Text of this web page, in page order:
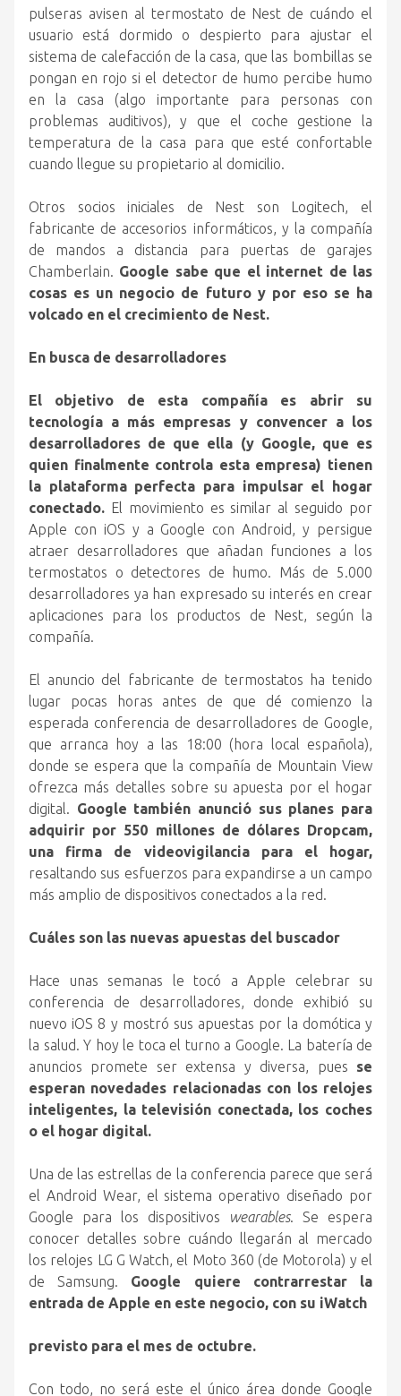
pulseras avisen al termostato de Nest de cuándo el
usuario está dormido o despierto para ajustar el
sistema de calefacción de la casa, que las bombillas se
pongan en rojo si el detector de humo percibe humo
en la casa (algo importante para personas con
problemas auditivos), y que el coche gestione la
temperatura de la casa para que esté confortable
cuando llegue su propietario al domicilio.
Otros socios iniciales de Nest son Logitech, el
fabricante de accesorios informáticos, y la compañía
de mandos a distancia para puertas de garajes
Chamberlain. Google sabe que el internet de las
cosas es un negocio de futuro y por eso se ha
volcado en el crecimiento de Nest.
En busca de desarrolladores
El objetivo de esta compañía es abrir su
tecnología a más empresas y convencer a los
desarrolladores de que ella (y Google, que es
quien finalmente controla esta empresa) tienen
la plataforma perfecta para impulsar el hogar
conectado. El movimiento es similar al seguido por
Apple con iOS y a Google con Android, y persigue
atraer desarrolladores que añadan funciones a los
termostatos o detectores de humo. Más de 5.000
desarrolladores ya han expresado su interés en crear
aplicaciones para los productos de Nest, según la
compañía.
El anuncio del fabricante de termostatos ha tenido
lugar pocas horas antes de que dé comienzo la
esperada conferencia de desarrolladores de Google,
que arranca hoy a las 18:00 (hora local española),
donde se espera que la compañía de Mountain View
ofrezca más detalles sobre su apuesta por el hogar
digital. Google también anunció sus planes para
adquirir por 550 millones de dólares Dropcam,
una firma de videovigilancia para el hogar,
resaltando sus esfuerzos para expandirse a un campo
más amplio de dispositivos conectados a la red.
Cuáles son las nuevas apuestas del buscador
Hace unas semanas le tocó a Apple celebrar su
conferencia de desarrolladores, donde exhibió su
nuevo iOS 8 y mostró sus apuestas por la domótica y
la salud. Y hoy le toca el turno a Google. La batería de
anuncios promete ser extensa y diversa, pues se
esperan novedades relacionadas con los relojes
inteligentes, la televisión conectada, los coches
o el hogar digital.
Una de las estrellas de la conferencia parece que será
el Android Wear, el sistema operativo diseñado por
Google para los dispositivos
wearables. Se espera
conocer detalles sobre cuándo llegarán al mercado
los relojes LG G Watch, el Moto 360 (de Motorola) y el
de Samsung. Google quiere contrarrestar la
entrada de Apple en este negocio, con su iWatch
previsto para el mes de octubre.
Con todo, no será este el único área donde Google